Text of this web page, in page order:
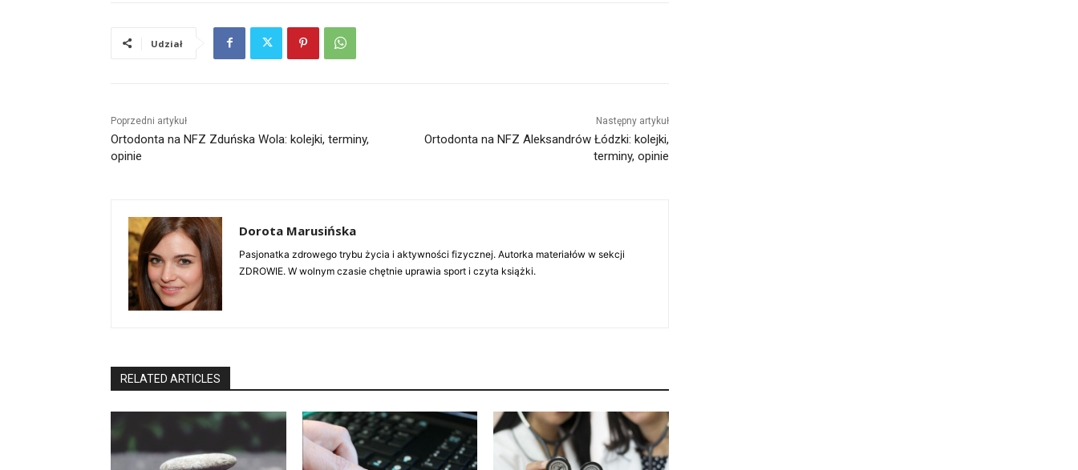
Udział
Poprzedni artykuł
Ortodonta na NFZ Zduńska Wola: kolejki, terminy,
opinie
Następny artykuł
Ortodonta na NFZ Aleksandrów Łódzki: kolejki,
terminy, opinie
Dorota Marusińska
Pasjonatka zdrowego trybu życia i aktywności fizycznej. Autorka materiałów w sekcji
ZDROWIE. W wolnym czasie chętnie uprawia sport i czyta książki.
RELATED ARTICLES